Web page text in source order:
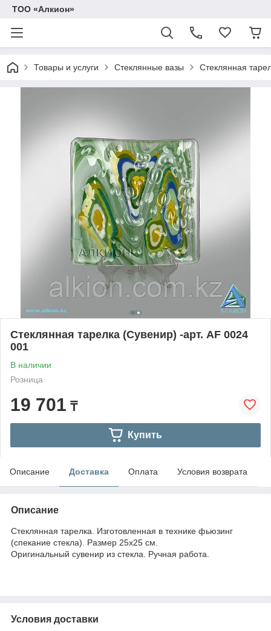
ТОО «Алкион»
Товары и услуги Стеклянные вазы Стеклянная
Стеклянная тарелка (Сувенир) -арт. AF 0024
001
В наличии
Розница
19 701 ₸
Купить
Описание Доставка Оплата Условия возврата
Описание
Стеклянная тарелка. Изготовленная в технике фьюзинг
(спекание стекла). Размер 25х25 см.
Оригинальный сувенир из стекла. Ручная работа.
Условия доставки